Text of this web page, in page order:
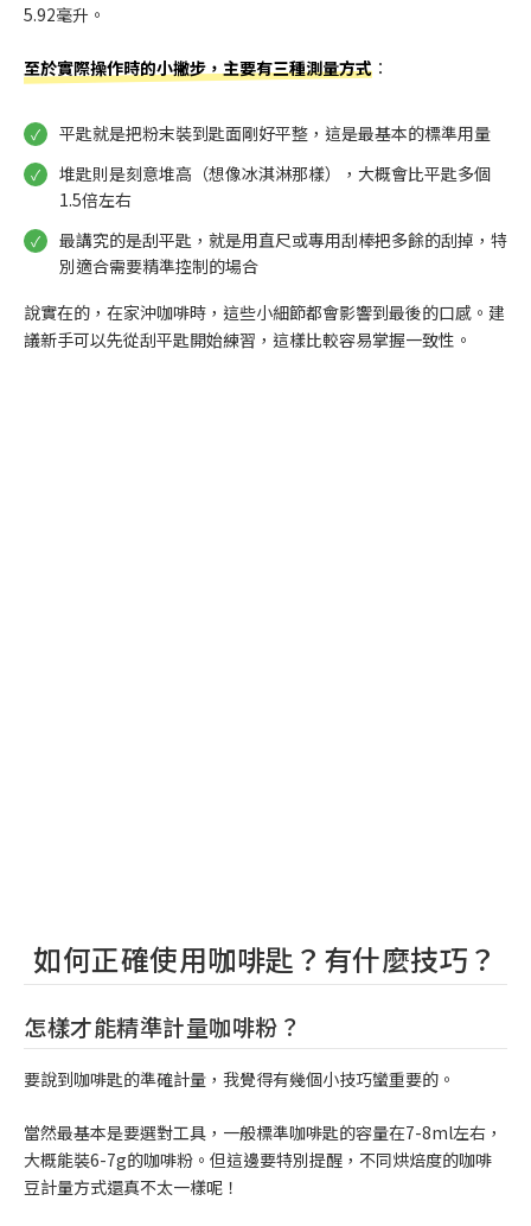
5.92毫升。
至於實際操作時的小撇步，主要有三種測量方式 ：
平匙就是把粉末裝到匙面剛好平整，這是最基本的標準用量
堆匙則是刻意堆高（想像冰淇淋那樣），大概會比平匙多個
1.5倍左右
最講究的是刮平匙，就是用直尺或專用刮棒把多餘的刮掉，特
別適合需要精準控制的場合
說實在的，在家沖咖啡時，這些小細節都會影響到最後的口感。建
議新手可以先從刮平匙開始練習，這樣比較容易掌握一致性。
如何正確使用咖啡匙？有什麼技巧？
怎樣才能精準計量咖啡粉？
要說到咖啡匙的準確計量，我覺得有幾個小技巧蠻重要的。
當然最基本是要選對工具，一般標準咖啡匙的容量在7-8ml左右，
大概能裝6-7g的咖啡粉。但這邊要特別提醒，不同烘焙度的咖啡
豆計量方式還真不太一樣呢！